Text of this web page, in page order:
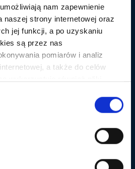
nam zapewnienie
naszej strony internetowej oraz
jej funkcji, a po uzyskaniu
są przez nas
pomiarów i analiz
a także do celów
trzecich w celu korzystania
zgodę na instalowanie na
plików cookies wszystkich
odmówić zgody na
Witryna internetowa